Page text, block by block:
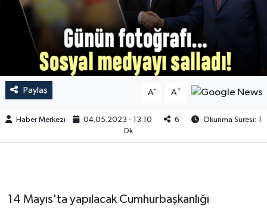
Paylaş A- A+
Haber Merkezi 04.05.2023 - 13:10 6
Okunma Süresi: 1
Dk
14 Mayıs'ta yapılacak Cumhurbaşkanlığı